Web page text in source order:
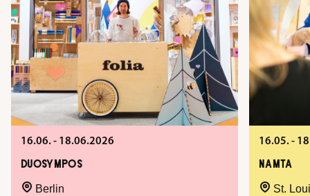
16.06. - 18.06.2026
DUOSYMPOS
Berlin
16.05. -
NAMTA
St.